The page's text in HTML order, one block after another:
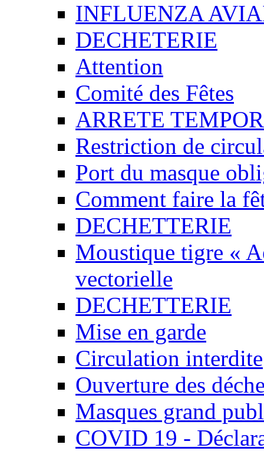
INFLUENZA
DECHETERIE
Attention
Comité des Fêtes
ARRETE
Restriction de
Port du masque
Comment faire la
DECHETTERIE
Moustique tigre «
vectorielle
DECHETTERIE
Mise en garde
Circulation interdite
Ouverture des
Masques grand
COVID 19 -